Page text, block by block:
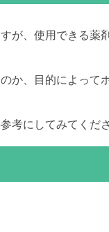
が、使用できる薬
か、目的によって
考にしてみてくださ